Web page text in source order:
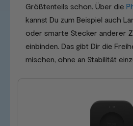
Größtenteils schon. Über die
kannst Du zum Beispiel auch
oder smarte Stecker anderer
einbinden. Das gibt Dir die
mischen, ohne an Stabilität